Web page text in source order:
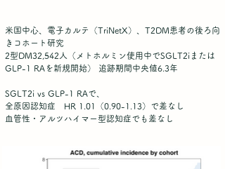
米国中心、電子カルテ（TriNetX）、T2DM患者の後ろ向
きコホート研究
2型DM32,542人（メトホルミン使用中でSGLT2iまたは
GLP-1 RAを新規開始） 追跡期間中央値6.3年
SGLT2i vs GLP-1 RAで、
全原因認知症 HR 1.01（0.90-1.13）で差なし
血管性・アルツハイマー型認知症でも差なし